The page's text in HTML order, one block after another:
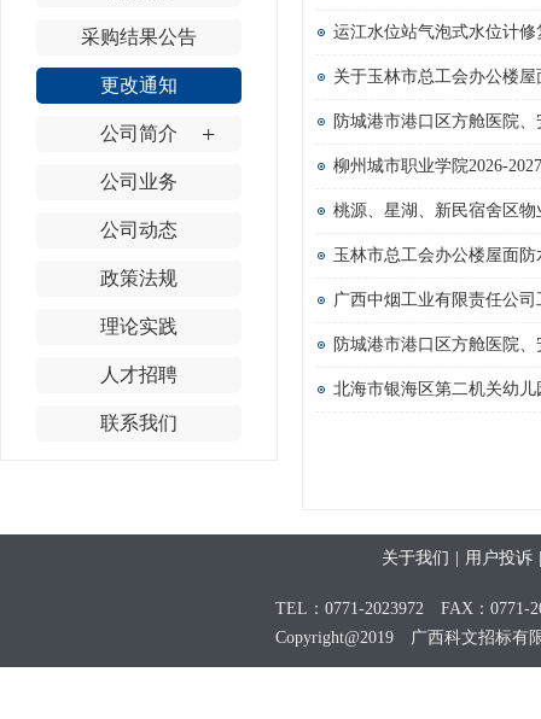
采购结果公告
更改通知
公司简介 +
公司业务
公司动态
政策法规
理论实践
人才招聘
联系我们
运江水位站气泡式水位计修
关于玉林市总工会办公楼
防城港市港口区方舱医院
桃源、星湖、新民宿舍区物
玉林市总工会办公楼屋面
防城港市港口区方舱医院
北海市银海区第二机关幼儿
关于我们 用户投诉
TEL：0771-2023972 FAX：0771-
Copyright@2019 广西科文招标